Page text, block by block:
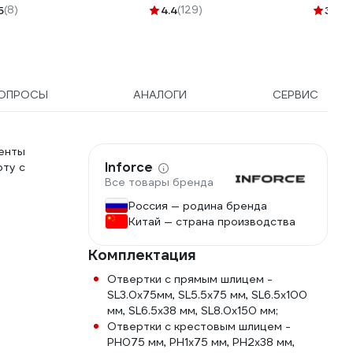
0,25мм
(8) 4.4(129) 3.6
АНАЛОГИ СЕРВИС
с
Inforce
Все товары бренда
Россия — родина бренда
Китай — страна производства
Комплектация
Отвертки с прямым шлицем -
SL3.0х75мм, SL5.5x75 мм, SL6.5x100
мм, SL6.5x38 мм, SL8.0x150 мм;
Отвертки с крестовым шлицем -
PH075 мм, PH1x75 мм, PH2x38 мм,